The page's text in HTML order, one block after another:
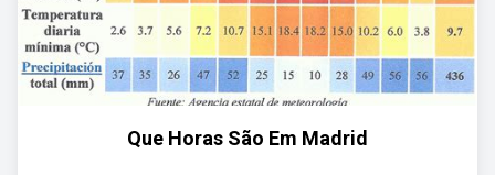
Que Horas São Em Madrid